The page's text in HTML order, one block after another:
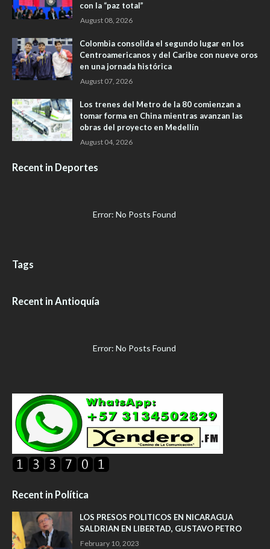
con la “paz total”
August 08, 2026
Colombia consolida el segundo lugar en los
Centroamericanos y del Caribe con nueve oros
en una jornada histórica
August 07, 2026
Los trenes del Metro de la 80 comienzan a
tomar forma en China mientras avanzan las
obras del proyecto en Medellín
August 04, 2026
Recent in Deportes
Error: No Posts Found
Tags
Recent in Antioquía
Error: No Posts Found
Recent in Política
LOS PRESOS POLITICOS EN NICARAGUA
SALDRIAN EN LIBERTAD, GUSTAVO PETRO
February 10, 2023